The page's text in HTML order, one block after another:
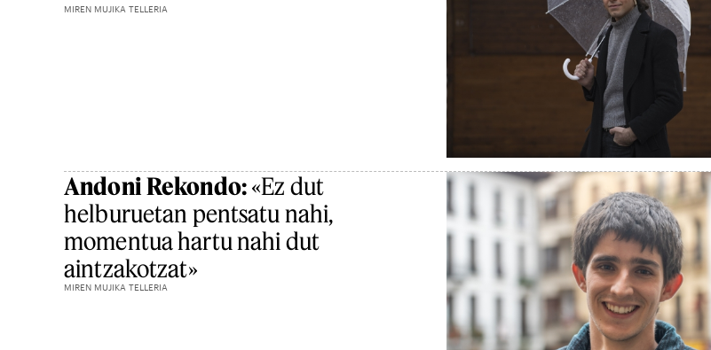
MIREN MUJIKA TELLERIA
Andoni Rekondo:«Ez dut
helburuetan pentsatu nahi,
momentua hartu nahi dut
aintzakotzat»
MIREN MUJIKA TELLERIA